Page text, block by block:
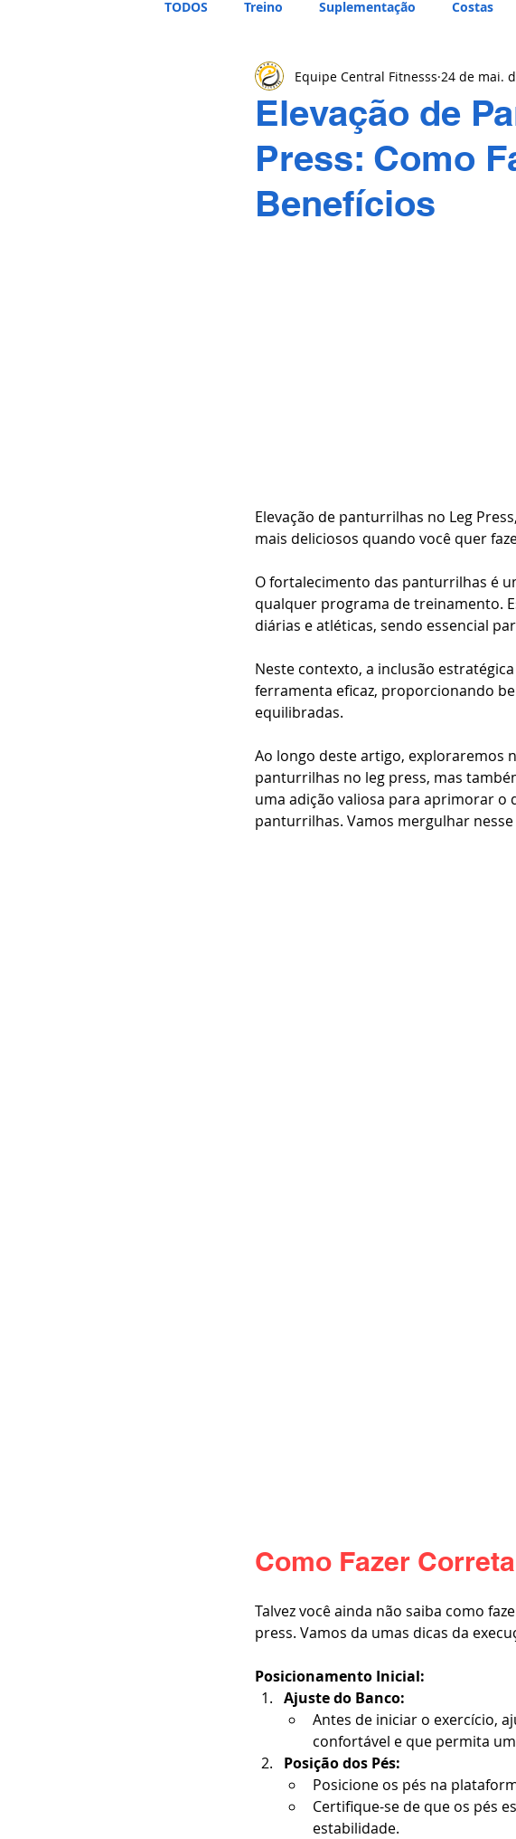
TODOS Treino Suplementação Costas
Elevação de
Press: Como
Benefícios
Equipe Central Fitnesss 24 de mai.
Elevação de panturrilhas no Leg
mais deliciosos quando você quer
O fortalecimento das panturrilhas é
qualquer programa de treinamento.
diárias e atléticas, sendo essencial
Neste contexto, a inclusão
ferramenta eficaz, proporcionando
equilibradas.
Ao longo deste artigo, exploraremos
panturrilhas no leg press, mas
uma adição valiosa para aprimorar o
panturrilhas. Vamos mergulhar
Como Fazer
Talvez você ainda não saiba como
press. Vamos da umas dicas da
Posicionamento Inicial:
Ajuste do Banco:
Antes de iniciar o exercício,
confortável e que permita
Posição dos Pés:
Posicione os pés na
Certifique-se de que os pés
estabilidade.